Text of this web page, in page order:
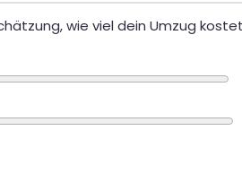
wie viel dein Umzug